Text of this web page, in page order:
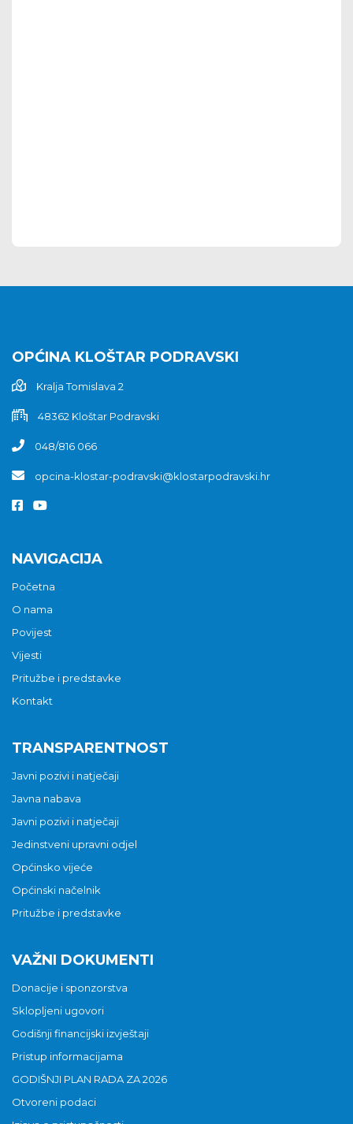
OPĆINA KLOŠTAR PODRAVSKI
Kralja Tomislava 2
48362 Kloštar Podravski
048/816 066
opcina-klostar-podravski@klostarpodravski.hr
NAVIGACIJA
Početna
O nama
Povijest
Vijesti
Pritužbe i predstavke
Kontakt
TRANSPARENTNOST
Javni pozivi i natječaji
Javna nabava
Javni pozivi i natječaji
Jedinstveni upravni odjel
Općinsko vijeće
Općinski načelnik
Pritužbe i predstavke
VAŽNI DOKUMENTI
Donacije i sponzorstva
Sklopljeni ugovori
Godišnji financijski izvještaji
Pristup informacijama
GODIŠNJI PLAN RADA ZA 2026
Otvoreni podaci